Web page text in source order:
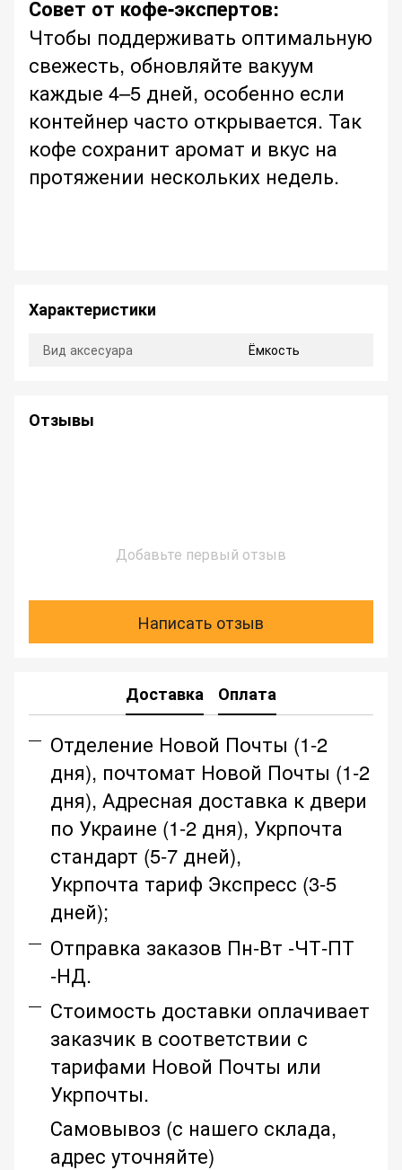
Совет от кофе-экспертов:
Чтобы поддерживать оптимальную
свежесть, обновляйте вакуум
каждые 4–5 дней, особенно если
контейнер часто открывается. Так
кофе сохранит аромат и вкус на
протяжении нескольких недель.
Характеристики
Вид аксесуара Ёмкость
Отзывы
Добавьте первый отзыв
Написать отзыв
Доставка Оплата
Отделение Новой Почты (1-2
дня), почтомат Новой Почты (1-2
дня), Адресная доставка к двери
по Украине (1-2 дня), Укрпочта
стандарт (5-7 дней),
Укрпочта тариф Экспресс (3-5
дней);
Отправка заказов Пн-Вт -ЧТ-ПТ
-НД.
Стоимость доставки оплачивает
заказчик в соответствии с
тарифами Новой Почты или
Укрпочты.
Самовывоз (с нашего склада,
адрес уточняйте)